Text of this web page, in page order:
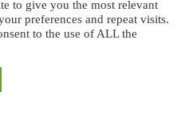
to give you the most relevant
preferences and repeat visits.
to the use of ALL the